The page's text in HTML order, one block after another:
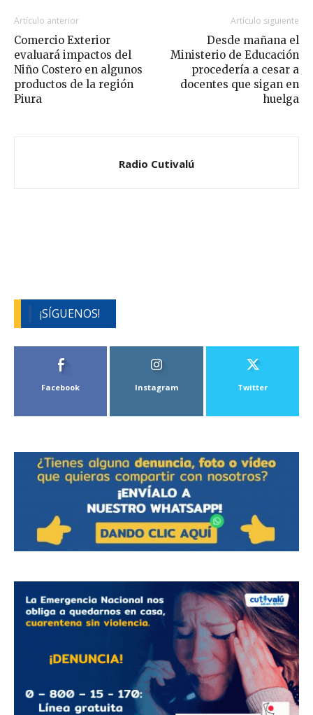
Artículo anterior
Comercio Exterior
evaluará impactos del
Niño Costero en algunos
productos de la región
Piura
Artículo siguiente
Desde mañana el
Ministerio de Educación
procedería a cesar a
docentes que sigan en
huelga
Radio Cutivalú
¡SÍGUENOS!